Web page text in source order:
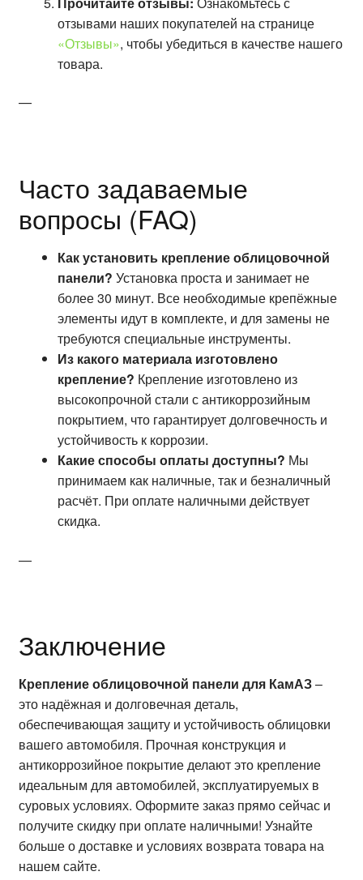
отзывами наших покупателей на странице
«Отзывы», чтобы убедиться в качестве нашего
товара.
—
Часто задаваемые
вопросы (FAQ)
Как установить крепление облицовочной
панели? Установка проста и занимает не
более 30 минут. Все необходимые крепёжные
элементы идут в комплекте, и для замены не
требуются специальные инструменты.
Из какого материала изготовлено
крепление? Крепление изготовлено из
высокопрочной стали с антикоррозийным
покрытием, что гарантирует долговечность и
устойчивость к коррозии.
Какие способы оплаты доступны? Мы
принимаем как наличные, так и безналичный
расчёт. При оплате наличными действует
скидка.
—
Заключение
Крепление облицовочной панели для КамАЗ–
это надёжная и долговечная деталь,
обеспечивающая защиту и устойчивость облицовки
вашего автомобиля. Прочная конструкция и
антикоррозийное покрытие делают это крепление
идеальным для автомобилей, эксплуатируемых в
суровых условиях. Оформите заказ прямо сейчас и
получите скидку при оплате наличными! Узнайте
больше о доставке и условиях возврата товара на
нашем сайте.